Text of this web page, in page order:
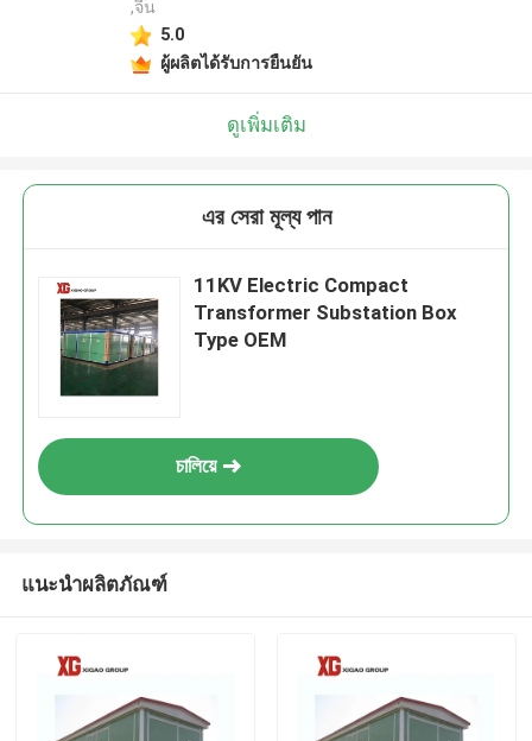
,จีน
5.0
ผู้ผลิตได้รับการยืนยัน
ดูเพิ่มเติม
এর সেরা মূল্য পান
11KV Electric Compact
Transformer Substation Box
Type OEM
চালিয়ে
แนะนำผลิตภัณฑ์